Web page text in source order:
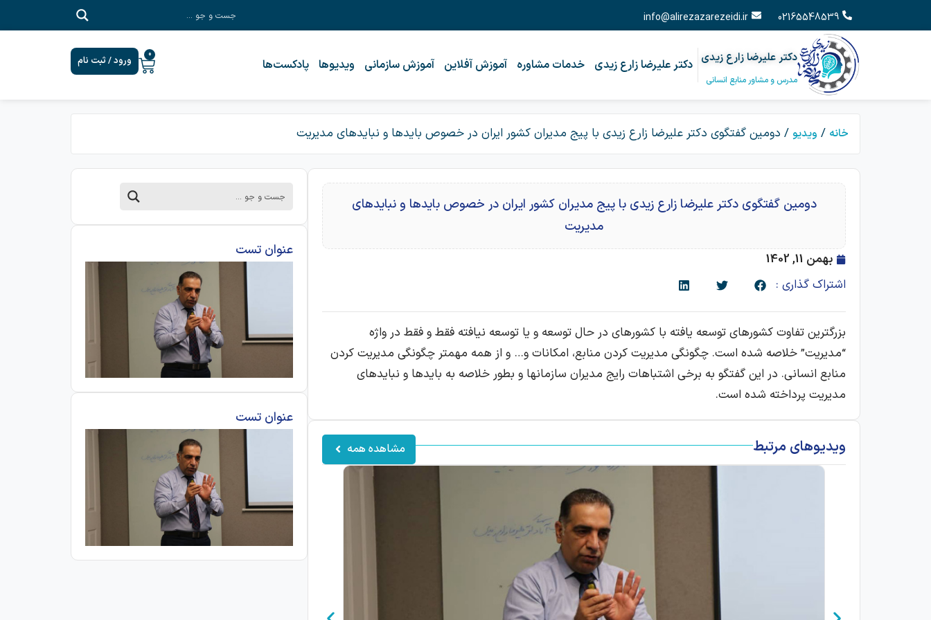
02165548539
info@alirezazarezeidi.ir
دکتر علیرضا زارع زیدی
مدرس و مشاور منابع انسانی
دکتر علیرضا زارع زیدی خدمات مشاوره آموزش آفلاین آموزش سازمانی ویدیوها پادکست‎‌ها
0 ورود / ثبت نام
خانه / ویدیو / دومین گفتگوی دکتر علیرضا زارع زیدی با پیج مدیران کشور ایران در خصوص بایدها و نبایدهای مدیریت
دومین گفتگوی دکتر علیرضا زارع زیدی با پیج مدیران کشور ایران در خصوص بایدها و نبایدهای
مدیریت
بهمن 11, 1402
اشتراک گذاری :
بزرگترین تفاوت کشورهای توسعه یافته با کشورهای در حال توسعه و یا توسعه نیافته فقط و فقط در واژه
“مدیریت” خلاصه شده است. چگونگی مدیریت کردن منابع، امکانات و… و از همه مهمتر چگونگی مدیریت کردن
منابع انسانی. در این گفتگو به برخی اشتباهات رایج مدیران سازمانها و بطور خلاصه به بایدها و نبایدهای
مدیریت پرداخته شده است.
ویدیوهای مرتبط مشاهده همه
عنوان تست
عنوان تست